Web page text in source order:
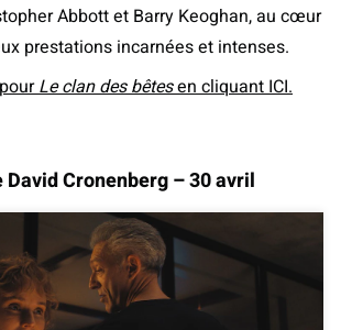
Abbott et Barry Keoghan, au cœur
prestations incarnées et intenses.
Le clan des bêtesen cliquant ICI.
Cronenberg – 30 avril